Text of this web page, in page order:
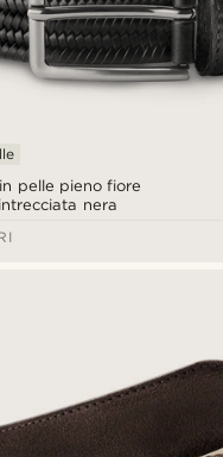
pelle pieno fiore
nera